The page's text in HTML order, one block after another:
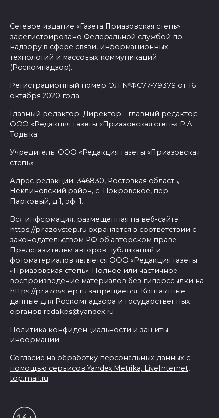
Сетевое издание «Газета Приазовская степь»
зарегистрировано Федеральной службой по
надзору в сфере связи, информационных
технологий и массовых коммуникаций
(Роскомнадзор).
Регистрационный номер: ЭЛ №ФС77-79379 от 16
октября 2020 года.
Главный редактор: Директор - главный редактор
ООО «Редакция газеты «Приазовская степь» Р.А.
Тодыка.
Учредитель: ООО «Редакция газеты «Приазовская
степь»
Адрес редакции: 346830, Ростовкая область,
Неклиновский район, с. Покровское, пер.
Парковый, д.1, оф. 1.
Вся информация, размещенная на веб-сайте
https://priazovstep.ru охраняется в соответствии с
законодательством РФ об авторском праве.
Представителем авторов публикаций и
фотоматериалов является ООО «Редакция газеты
«Приазовская степь». Полное или частичное
воспроизведение материалов без гиперссылки на
https://priazovstep.ru запрещается. Контактные
данные для Роскомнадзора и государственных
органов redakps@yandex.ru
Политика конфиденциальности и защиты
информации
Согласие на обработку персональных данных с
помощью сервисов Yandex.Metrika, LiveInternet,
top.mail.ru